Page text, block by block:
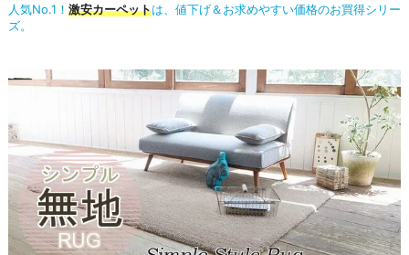
人気No.1！ 激安カーペットは、値下げ＆お求めやすい価格のお買得シリー
ズ。